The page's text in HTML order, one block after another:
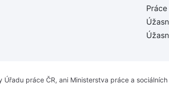
Úřadu práce ČR, ani Ministerstva práce a sociálních